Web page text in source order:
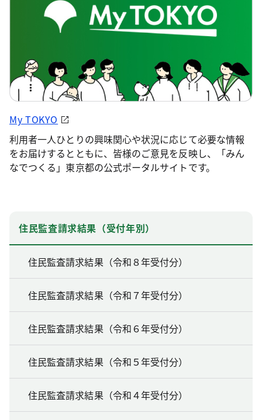
My TOKYO
利用者一人ひとりの興味関心や状況に応じて必要な情報
をお届けするとともに、皆様のご意見を反映し、「みん
なでつくる」東京都の公式ポータルサイトです。
住民監査請求結果（受付年別）
住民監査請求結果（令和８年受付分）
住民監査請求結果（令和７年受付分）
住民監査請求結果（令和６年受付分）
住民監査請求結果（令和５年受付分）
住民監査請求結果（令和４年受付分）